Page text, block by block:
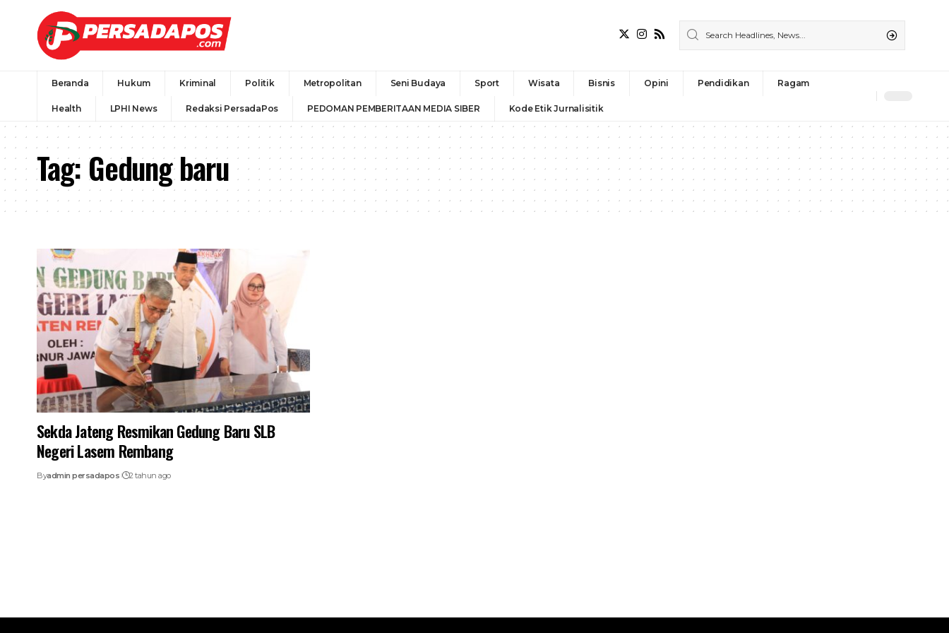
Beranda Hukum Kriminal Politik Metropolitan Seni Budaya Sport Wisata Bisnis Opini Pendidikan Ragam
Health LPHI News Redaksi PersadaPos PEDOMAN PEMBERITAAN MEDIA SIBER Kode Etik Jurnalisitik
Tag:Gedung baru
Sekda Jateng Resmikan Gedung Baru SLB
Negeri Lasem Rembang
Byadmin persadapos 2 tahun ago